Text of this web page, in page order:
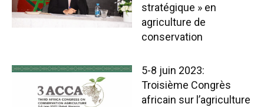
stratégique » en
agriculture de
conservation
5-8 juin 2023:
Troisième Congrès
africain sur l’agriculture